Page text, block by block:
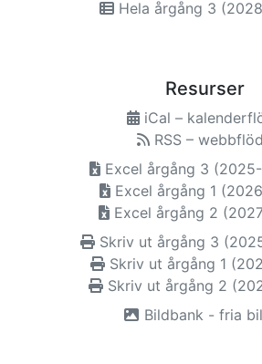
Hela årgång 3
Resurser
iCal –
RSS –
Excel årgång 3
Excel årgång 1
Excel årgång 2
Skriv ut årgång 3
Skriv ut årgång 1
Skriv ut årgång 2
Bildbank - fria